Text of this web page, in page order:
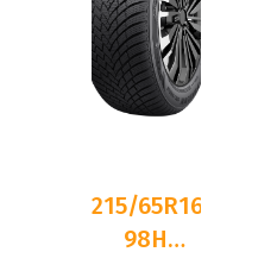
215/65R16
98H